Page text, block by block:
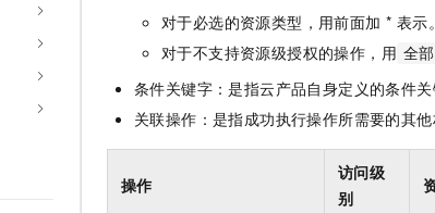
对于必选的资源类型，用前面加 * 表示。
对于不支持资源级授权的操作，用 全
条件关键字：是指云产品自身定义的条件关
关联操作：是指成功执行操作所需要的其
操作
访问级
别
在企业官网、通讯软件中为客户提供 AI 客服